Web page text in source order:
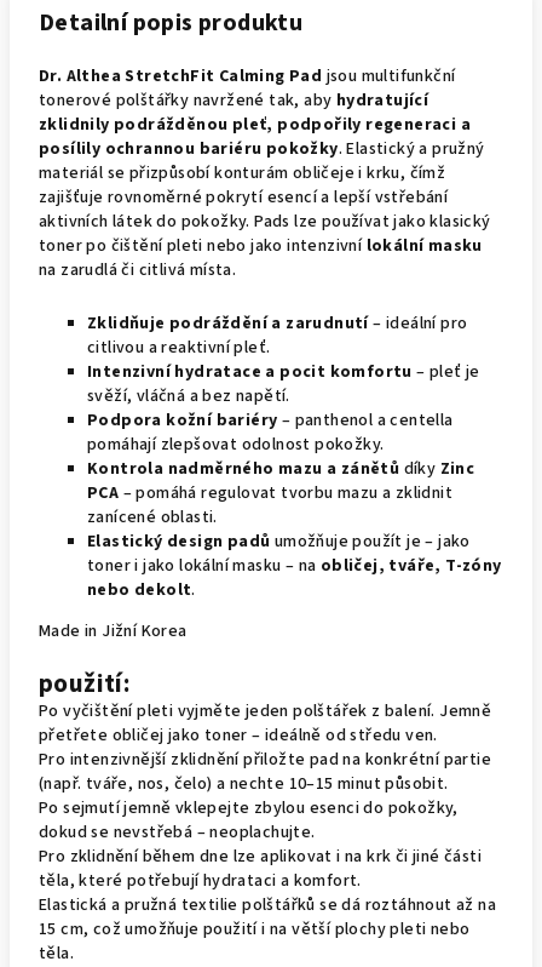
Detailní popis produktu
Dr. Althea StretchFit Calming Pad jsou multifunkční
tonerové polštářky navržené tak, aby hydratující
zklidnily podrážděnou pleť, podpořily regeneraci a
posílily ochrannou bariéru pokožky. Elastický a pružný
materiál se přizpůsobí konturám obličeje i krku, čímž
zajišťuje rovnoměrné pokrytí esencí a lepší vstřebání
aktivních látek do pokožky. Pads lze používat jako klasický
toner po čištění pleti nebo jako intenzivní lokální masku
na zarudlá či citlivá místa.
Zklidňuje podráždění a zarudnutí– ideální pro
citlivou a reaktivní pleť.
Intenzivní hydratace a pocit komfortu – pleť je
svěží, vláčná a bez napětí.
Podpora kožní bariéry – panthenol a centella
pomáhají zlepšovat odolnost pokožky.
Kontrola nadměrného mazu a zánětů díky Zinc
PCA – pomáhá regulovat tvorbu mazu a zklidnit
zanícené oblasti.
Elastický design padů umožňuje použít je – jako
toner i jako lokální masku – na obličej, tváře, T-zóny
nebo dekolt.
Made in Jižní Korea
použití:
Po vyčištění pleti vyjměte jeden polštářek z balení. Jemně
přetřete obličej jako toner – ideálně od středu ven.
Pro intenzivnější zklidnění přiložte pad na konkrétní partie
(např. tváře, nos, čelo) a nechte 10–15 minut působit.
Po sejmutí jemně vklepejte zbylou esenci do pokožky,
dokud se nevstřebá – neoplachujte.
Pro zklidnění během dne lze aplikovat i na krk či jiné části
těla, které potřebují hydrataci a komfort.
Elastická a pružná textilie polštářků se dá roztáhnout až na
15 cm, což umožňuje použití i na větší plochy pleti nebo
těla.